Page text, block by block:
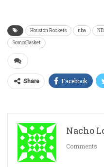
Houston Rockets nba
SomosBasket
Share Facebook
Nacho
Comments